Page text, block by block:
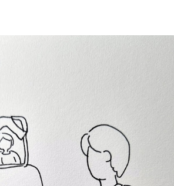
여 자활사업 또는 취업지원 참여 참여 여부
실상 의무 즉, 국민취업제도 는 취업을 준비하
. 자활근로 는 일한 기회를 제공하면서 자립을
부수급자 는 하나의 제도라기보다 생계급여를
의무가 있는 상태를 말합니다. [조건부과 생